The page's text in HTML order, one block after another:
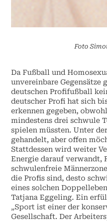
Foto
Da Fußball und
unvereinbare Gegensätze
deutschen Profifußball
deutscher Profi hat sich
erkennen gegeben,
mindestens drei schwule
spielen müssten. Unter
gehandelt, aber offen
Stattdessen wird weiter
Energie darauf verwandt,
schwulenfreie
die Profis sind, desto
eines solchen
Tatjana Eggeling. Ein
„Sport ist einer der
Gesellschaft. Der